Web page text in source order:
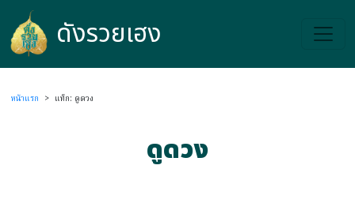
ดังรวยเฮง
ดังรวยเฮง
หน้าแรก > แท็ก: ดูดวง
ดูดวง